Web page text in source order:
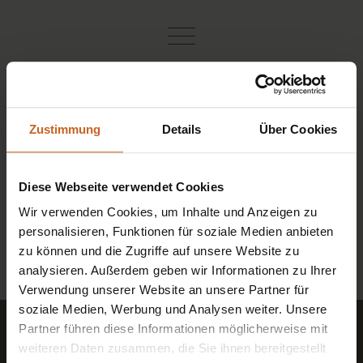
Zustimmung Details Über Cookies
Diese Webseite verwendet Cookies
Wir verwenden Cookies, um Inhalte und Anzeigen zu
personalisieren, Funktionen für soziale Medien anbieten
zu können und die Zugriffe auf unsere Website zu
analysieren. Außerdem geben wir Informationen zu Ihrer
Verwendung unserer Website an unsere Partner für
soziale Medien, Werbung und Analysen weiter. Unsere
Partner führen diese Informationen möglicherweise mit
weiteren Daten zusammen, die Sie ihnen bereitgestellt
Newsletter